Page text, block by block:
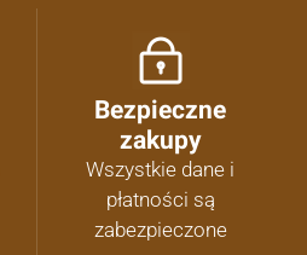
Bezpieczne
zakupy
Wszystkie dane i
płatności są
zabezpieczone